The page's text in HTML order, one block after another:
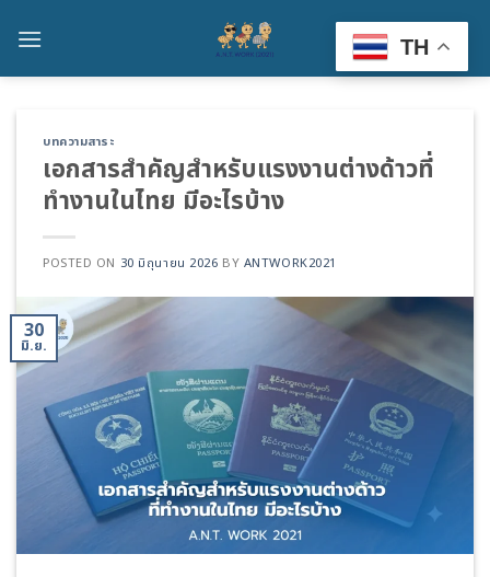
บทความสาระ
เอกสารสำคัญสำหรับแรงงานต่างด้าวที่
ทำงานในไทย มีอะไรบ้าง
POSTED ON 30 มิถุนายน 2026 BY ANTWORK2021
30
มิ.ย.
TH